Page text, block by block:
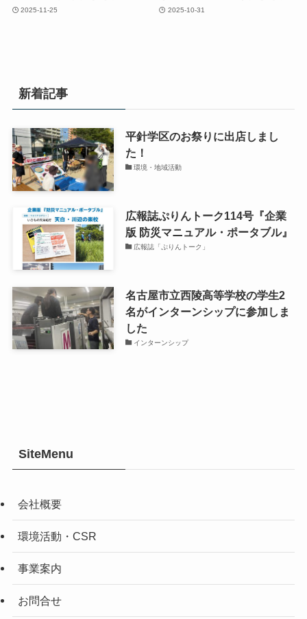
2025-11-25 2025-10-31
新着記事
平針学区のお祭りに出店しまし
た！
環境・地域活動
広報誌ぷりんトーク114号『企業
版 防災マニュアル・ポータブル』
広報誌「ぷりんトーク」
名古屋市立西陵高等学校の学生2
名がインターンシップに参加しま
した
インターンシップ
SiteMenu
会社概要
環境活動・CSR
事業案内
お問合せ